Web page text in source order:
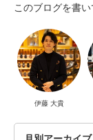
このブログを書
伊藤 大貴